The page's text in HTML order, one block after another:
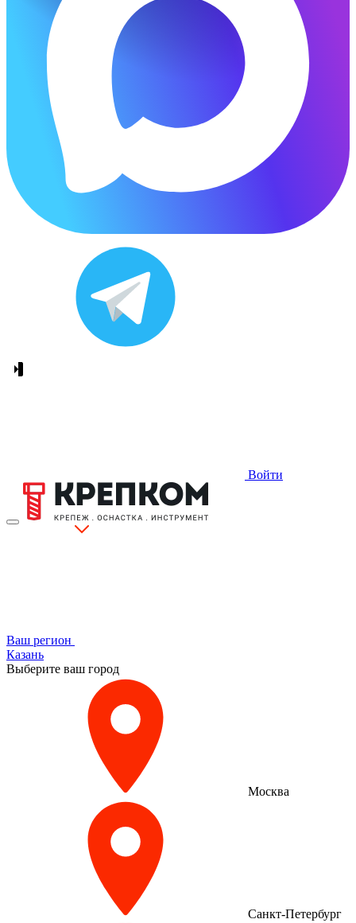
Войти
Ваш регион
Казань
Выберите ваш город
Москва
Санкт-Петербург